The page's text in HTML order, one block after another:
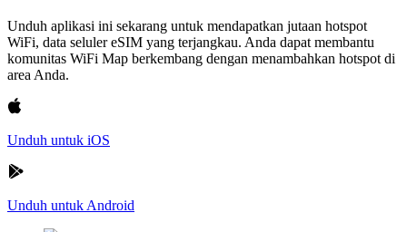
Unduh aplikasi ini sekarang untuk mendapatkan jutaan hotspot
WiFi, data seluler eSIM yang terjangkau. Anda dapat membantu
komunitas WiFi Map berkembang dengan menambahkan hotspot di
area Anda.
Unduh untuk iOS
Unduh untuk Android